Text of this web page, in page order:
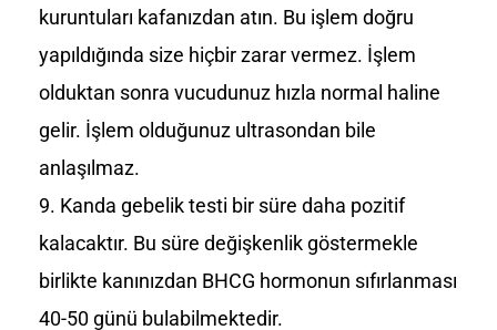
kuruntuları kafanızdan atın. Bu işlem doğru
yapıldığında size hiçbir zarar vermez. İşlem
olduktan sonra vucudunuz hızla normal haline
gelir. İşlem olduğunuz ultrasondan bile
anlaşılmaz.
Kanda gebelik testi bir süre daha pozitif
kalacaktır. Bu süre değişkenlik göstermekle
birlikte kanınızdan BHCG hormonun sıfırlanması
40-50 günü bulabilmektedir.